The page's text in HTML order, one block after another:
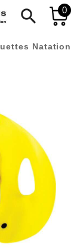
search 0
Natation